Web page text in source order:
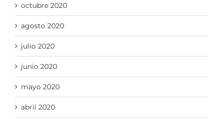
octubre 2020
agosto 2020
julio 2020
junio 2020
mayo 2020
abril 2020